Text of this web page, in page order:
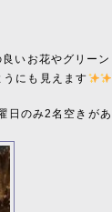
いお花やグリー
にも見えます
日のみ2名空きが